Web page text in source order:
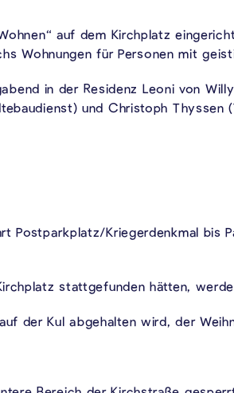
auf dem Kirchplatz
Wohnungen für Personen mit
in der Residenz Leoni von
und Christoph Thyssen
Postparkplatz/Kriegerdenkmal bis
stattgefunden hätten,
der Kul abgehalten wird, der